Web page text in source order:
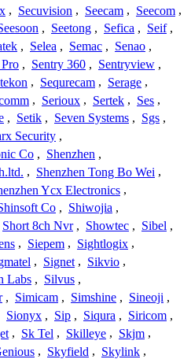
, Secuvision , Seecam , Seecom ,
, Seetong , Sefica , Seif ,
, Selea , Semac , Senao ,
, Sentry 360 , Sentryview ,
, Sequrecam , Serage ,
, Serioux , Sertek , Ses ,
, Setik , Seven Systems , Sgs ,
Security ,
Co , Shenzhen ,
, Shenzhen Tong Bo Wei ,
Ycx Electronics ,
Co , Shiwojia ,
Short 8ch Nvr , Showtec , Sibel ,
, Siepem , Sightlogix ,
, Signet , Sikvio ,
Labs , Silvus ,
, Simicam , Simshine , Sineoji ,
Sionyx , Sip , Siqura , Siricom ,
, Sk Tel , Skilleye , Skjm ,
, Skyfield , Skylink ,